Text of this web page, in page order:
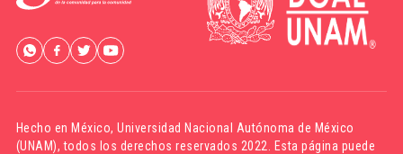
Hecho en México,Universidad Nacional Autónoma de México
(UNAM), todos los derechos reservados 2022. Esta página puede